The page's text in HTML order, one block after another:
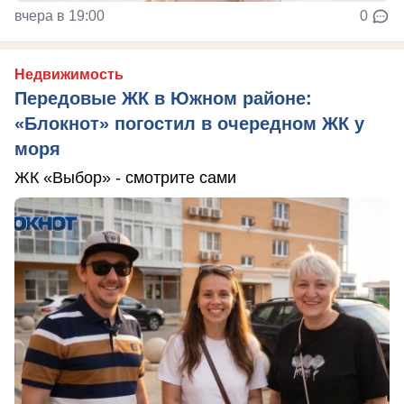
вчера в 19:00 0
Недвижимость
Передовые ЖК в Южном районе:
«Блокнот» погостил в очередном ЖК у
моря
ЖК «Выбор» - смотрите сами